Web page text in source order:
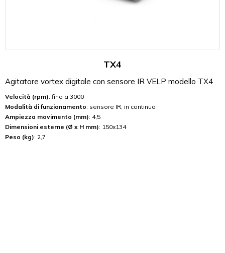
TX4
Agitatore vortex digitale con sensore IR VELP modello TX4
Velocità (rpm): fino a 3000
Modalità di funzionamento: sensore IR, in continuo
Ampiezza movimento (mm): 4,5
Dimensioni esterne (Ø x H mm): 150x134
Peso (kg): 2,7